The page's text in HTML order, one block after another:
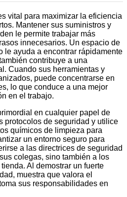
vital para maximizar la eficiencia
Mantener sus suministros y
le permite trabajar más
innecesarios. Un espacio de
le ayuda a encontrar rápidamente
contribuye a una
Cuando sus herramientas y
puede concentrarse en
lo que conduce a una mejor
en el trabajo.
en cualquier papel de
protocolos de seguridad y utilice
químicos de limpieza para
un entorno seguro para
a las directrices de seguridad
colegas, sino también a los
Al demostrar un fuerte
muestra que valora el
sus responsabilidades en